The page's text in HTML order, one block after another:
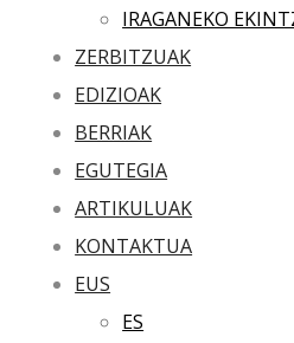
IRAGANEKO
ZERBITZUAK
EDIZIOAK
BERRIAK
EGUTEGIA
ARTIKULUAK
KONTAKTUA
EUS
ES